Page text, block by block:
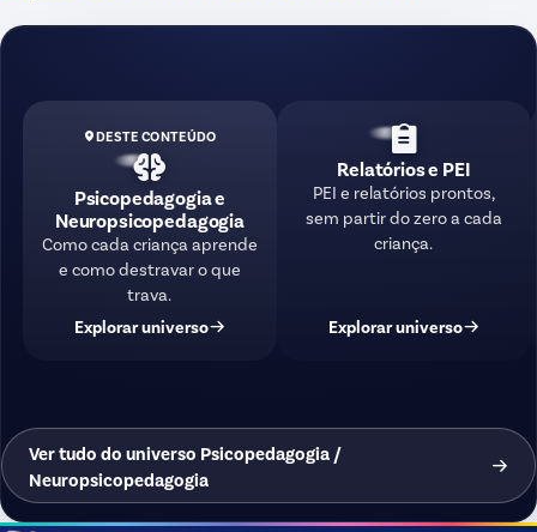
DESTE CONTEÚDO
Psicopedagogia e
Neuropsicopedagogia
Como cada criança aprende
e como destravar o que
trava.
Explorar universo
Relatórios e PEI
PEI e relatórios prontos,
sem partir do zero a cada
criança.
Explorar universo
Ver tudo do universo Psicopedagogia /
Neuropsicopedagogia